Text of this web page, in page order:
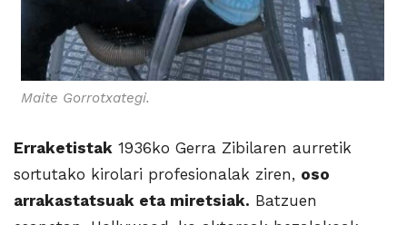
Maite Gorrotxategi.
Erraketistak 1936ko Gerra Zibilaren aurretik
sortutako kirolari profesionalak ziren, oso
arrakastatsuak eta miretsiak. Batzuen